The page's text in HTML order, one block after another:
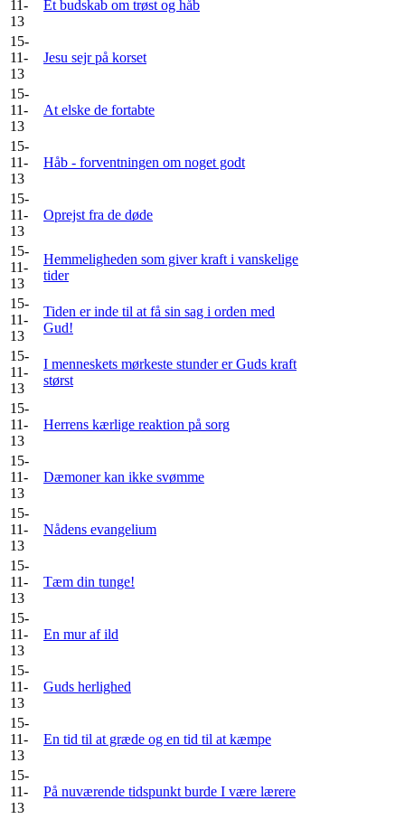
11-
13
Et budskab om trøst og håb
15-
11-
13
Jesu sejr på korset
15-
11-
13
At elske de fortabte
15-
11-
13
Håb - forventningen om noget godt
15-
11-
13
Oprejst fra de døde
15-
11-
13
Hemmeligheden som giver kraft i vanskelige
tider
15-
11-
13
Tiden er inde til at få sin sag i orden med
Gud!
15-
11-
13
I menneskets mørkeste stunder er Guds kraft
størst
15-
11-
13
Herrens kærlige reaktion på sorg
15-
11-
13
Dæmoner kan ikke svømme
15-
11-
13
Nådens evangelium
15-
11-
13
Tæm din tunge!
15-
11-
13
En mur af ild
15-
11-
13
Guds herlighed
15-
11-
13
En tid til at græde og en tid til at kæmpe
15-
11-
13
På nuværende tidspunkt burde I være lærere